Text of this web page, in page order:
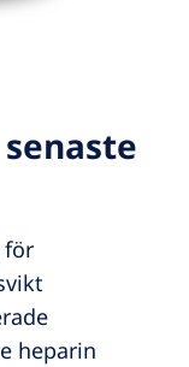
för
heparin